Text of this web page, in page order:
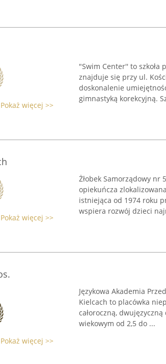
Pokaż więcej >>
"Swim Center'' to szkoła
znajduje się przy ul.
doskonalenie
gimnastyką korekcyjną.
Pokaż więcej >>
Żłobek Samorządowy
opiekuńcza
istniejąca od 1974 roku
wspiera rozwój dzieci
Pokaż więcej >>
Językowa Akademia
Kielcach to placówka
całoroczną,
wiekowym od 2,5 do ...